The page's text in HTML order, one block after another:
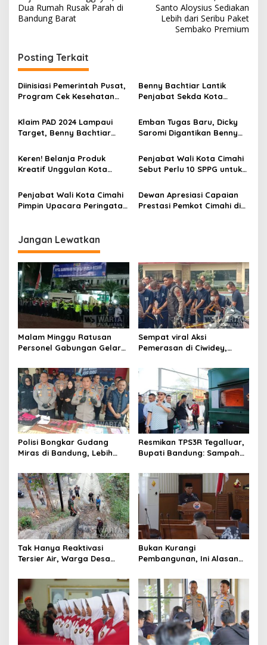
a
v
g
a
s
p
o
s
Dua Rumah Rusak Parah di
Bandung Barat
Santo Aloysius Sediakan
Lebih dari Seribu Paket
Sembako Premium
Posting Terkait
Diinisiasi Pemerintah Pusat,
Program Cek Kesehatan
Warga Kota Cimahi
Benny Bachtiar Lantik
Penjabat Sekda Kota
Raharja
Klaim PAD 2024 Lampaui
Target, Benny Bachtiar
Menantang
Emban Tugas Baru, Dicky
Saromi Digantikan Benny
Kota Cimahi
Keren! Belanja Produk
Kreatif Unggulan Kota
Gerai Dekranasda
Penjabat Wali Kota Cimahi
Sebut Perlu 10 SPPG untuk
Gratis
Penjabat Wali Kota Cimahi
Pimpin Upacara Peringatan
Dewan Apresiasi Capaian
Prestasi Pemkot Cimahi di
Jangan Lewatkan
Malam Minggu Ratusan
Personel Gabungan Gelar
Besar Kabupaten Bandung
Sempat viral Aksi
Pemerasan di Ciwidey,
Pelaku
Polisi Bongkar Gudang
Miras di Bandung, Lebih
Resmikan TPS3R Tegalluar,
Bupati Bandung: Sampah
Pemerintah
Tak Hanya Reaktivasi
Tersier Air, Warga Desa
Alternatif di Padalarang
Bukan Kurangi
Pembangunan, Ini Alasan
Pengurangan Belanja
Daerah